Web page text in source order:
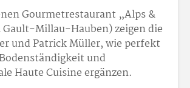
Gourmetrestaurant „Alps &
Gault-Millau-Hauben) zeigen die
und Patrick Müller, wie perfekt
und
Haute Cuisine ergänzen.